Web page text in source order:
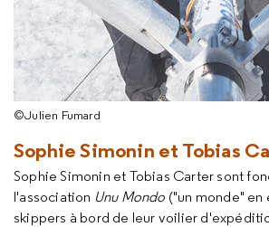
©Julien Fumard
Sophie Simonin et Tobias
Sophie Simonin et Tobias Carter sont
l'association Unu Mondo ("un monde"
skippers à bord de leur voilier